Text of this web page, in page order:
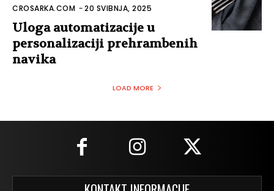
CROSARKA.COM -20 SVIBNJA, 2025
Uloga automatizacije u
personalizaciji prehrambenih
navika
LOAD MORE